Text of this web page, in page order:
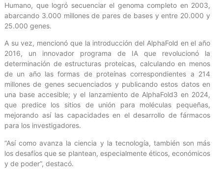
Humano, que logró secuenciar el genoma completo en 2003,
abarcando 3.000 millones de pares de bases y entre 20.000 y
25.000 genes.
A su vez, mencionó que la introducción del AlphaFold en el año
2016, un innovador programa de IA que revolucionó la
determinación de estructuras proteicas, calculando en menos
de un año las formas de proteínas correspondientes a 214
millones de genes secuenciados y publicando estos datos en
una base accesible; y el lanzamiento de AlphaFold3 en 2024,
que predice los sitios de unión para moléculas pequeñas,
mejorando así las capacidades en el desarrollo de fármacos
para los investigadores.
“Así como avanza la ciencia y la tecnología, también son más
los desafíos que se plantean, especialmente éticos, económicos
y de poder”, destacó.